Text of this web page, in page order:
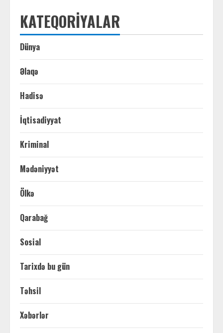
KATEQORIYALAR
Dünya
Əlaqə
Hadisə
İqtisadiyyat
Kriminal
Mədəniyyət
Ölkə
Qarabağ
Sosial
Tarixdə bu gün
Təhsil
Xəbərlər